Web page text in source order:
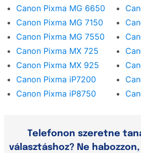
Canon Pixma MG 6650
Canon Pixma MG 7150
Canon Pixma MG 7550
Canon Pixma MX 725
Canon Pixma MX 925
Canon Pixma iP7200
Canon Pixma iP8750
Telefonon szeretne
választáshoz? Ne